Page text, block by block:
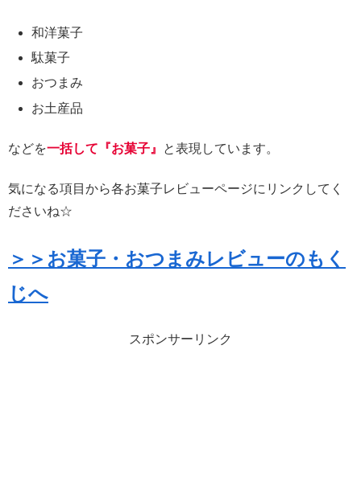
和洋菓子
駄菓子
おつまみ
お土産品
などを一括して『お菓子』 と表現しています。
気になる項目から各お菓子レビューページにリンクしてく
ださいね☆
＞＞お菓子・おつまみレビューのもく
じへ
スポンサーリンク